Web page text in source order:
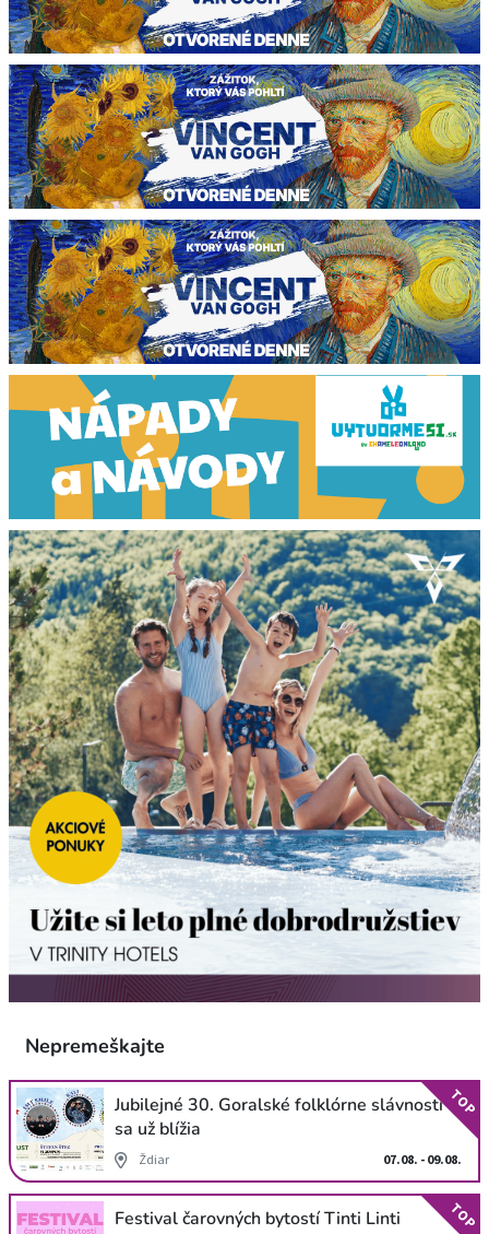
Nepremeškajte
Jubilejné 30. Goralské folklórne slávnosti
sa už blížia
Ždiar 07.08. - 09.08.
TOP
Festival čarovných bytostí Tinti Linti TOP